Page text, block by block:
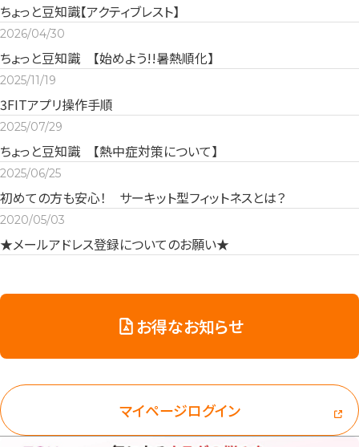
ちょっと豆知識【アクティブレスト】
2026/04/30
ちょっと豆知識 【始めよう!!暑熱順化】
2025/11/19
3FITアプリ操作手順
2025/07/29
ちょっと豆知識 【熱中症対策について】
2025/06/25
初めての方も安心！ サーキット型フィットネスとは？
2020/05/03
★メールアドレス登録についてのお願い★
お得なお知らせ
マイページログイン